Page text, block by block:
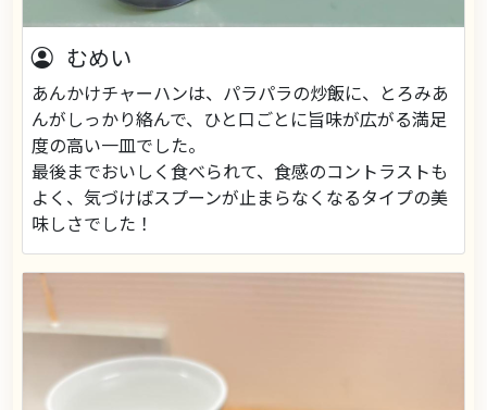
むめい
あんかけチャーハンは、パラパラの炒飯に、とろみあ
んがしっかり絡んで、ひと口ごとに旨味が広がる満足
度の高い一皿でした。
最後までおいしく食べられて、食感のコントラストも
よく、気づけばスプーンが止まらなくなるタイプの美
味しさでした！